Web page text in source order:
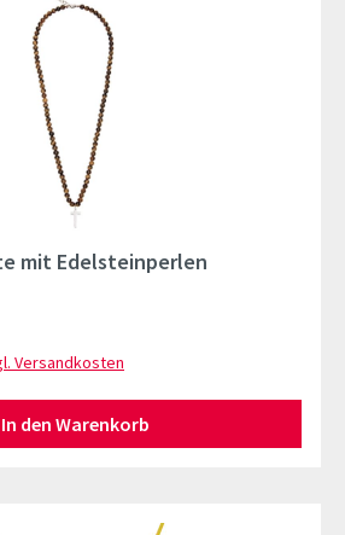
mit Edelsteinperlen
Versandkosten
In den Warenkorb